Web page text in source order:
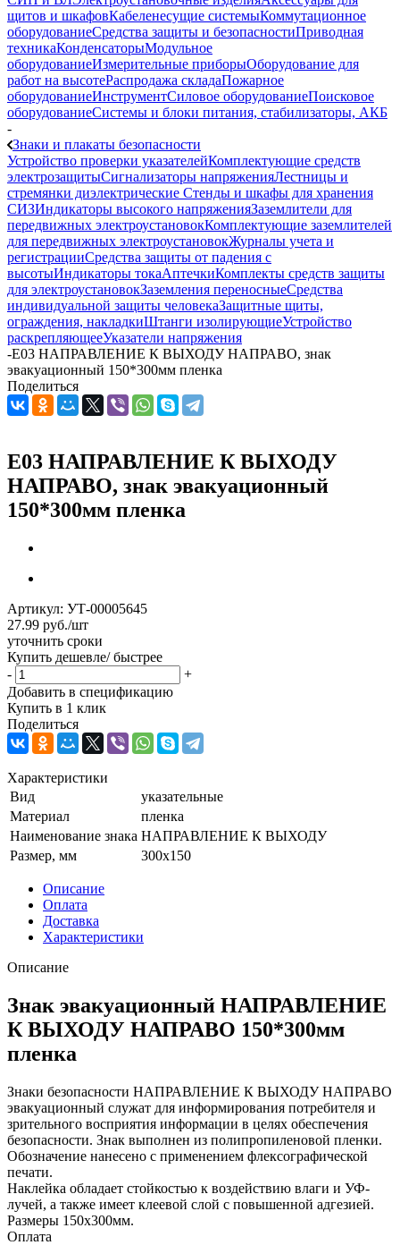
щитов и шкафовКабеленесущие системыКоммутационное
оборудованиеСредства защиты и безопасностиПриводная
техникаКонденсаторыМодульное
оборудованиеИзмерительные приборыОборудование для
работ на высотеРаспродажа складаПожарное
оборудованиеИнструментСиловое оборудованиеПоисковое
оборудованиеСистемы и блоки питания, стабилизаторы, АКБ
-
Знаки и плакаты безопасности
Устройство проверки указателейКомплектующие средств
электрозащитыСигнализаторы напряженияЛестницы и
стремянки диэлектрические Стенды и шкафы для хранения
СИЗИндикаторы высокого напряженияЗаземлители для
передвижных электроустановокКомплектующие заземлителей
для передвижных электроустановокЖурналы учета и
регистрацииСредства защиты от падения с
высотыИндикаторы токаАптечкиКомплекты средств защиты
для электроустановокЗаземления переносныеСредства
индивидуальной защиты человекаЗащитные щиты,
ограждения, накладкиШтанги изолирующиеУстройство
раскрепляющееУказатели напряжения
-Е03 НАПРАВЛЕНИЕ К ВЫХОДУ НАПРАВО, знак
эвакуационный 150*300мм пленка
Поделиться
Е03 НАПРАВЛЕНИЕ К ВЫХОДУ
НАПРАВО, знак эвакуационный
150*300мм пленка
Артикул: УТ-00005645
27.99 руб./шт
уточнить сроки
Купить дешевле/ быстрее
-
+
Добавить в спецификацию
Купить в 1 клик
Поделиться
Характеристики
Вид
указательные
Материал
пленка
Наименование знака НАПРАВЛЕНИЕ К ВЫХОДУ
Размер, мм
300x150
Описание
Оплата
Доставка
Характеристики
Описание
Знак эвакуационный НАПРАВЛЕНИЕ
К ВЫХОДУ НАПРАВО 150*300мм
пленка
Знаки безопасности НАПРАВЛЕНИЕ К ВЫХОДУ НАПРАВО
эвакуационный служат для информирования потребителя и
зрительного восприятия информации в целях обеспечения
безопасности. Знак выполнен из полипропиленовой пленки.
Обозначение нанесено с применением флексографической
печати.
Наклейка обладает стойкостью к воздействию влаги и УФ-
лучей, а также имеет клеевой слой с повышенной адгезией.
Размеры 150х300мм.
Оплата